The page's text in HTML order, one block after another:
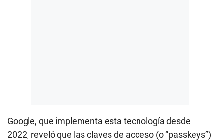
Google, que implementa esta tecnología desde
2022, reveló que las claves de acceso (o “passkeys”)